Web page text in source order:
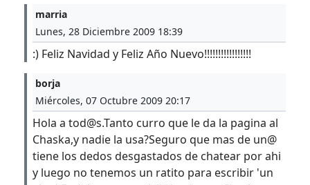
marria
Lunes, 28 Diciembre 2009 18:39
:) Feliz Navidad y Feliz Año Nuevo!!!!!!!!!!!!!!!!!
borja
Miércoles, 07 Octubre 2009 20:17
Hola a tod@s.Tanto curro que le da la pagina al
Chaska,y nadie la usa?Seguro que mas de un@
tiene los dedos desgastados de chatear por ahi
y luego no tenemos un ratito para escribir 'un